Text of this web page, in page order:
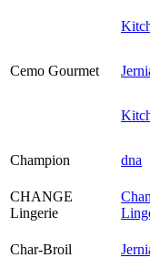
Cemo Gourmet
Champion
dna
CHANGE
Lingerie
Char-Broil